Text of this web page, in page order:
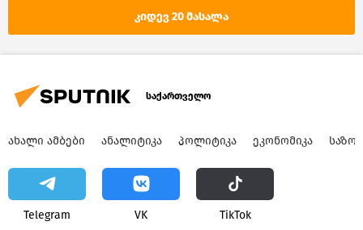
კიდევ 20 მასალა
საქართველო
ᲐᲮᲐᲚᲘ ᲐᲛᲑᲔᲑᲘ ᲐᲜᲐᲚᲘᲢᲘᲙᲐ ᲞᲝᲚᲘᲢᲘᲙᲐ ᲔᲙᲝᲜᲝᲛᲘᲙᲐ
Telegram VK ТikТоk